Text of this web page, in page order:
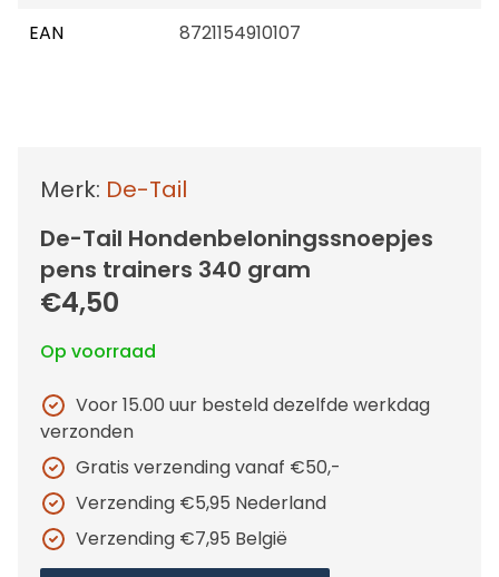
EAN
8721154910107
Merk: De-Tail
De-Tail Hondenbeloningssnoepjes
pens trainers 340 gram
€4,50
Op voorraad
Voor 15.00 uur besteld dezelfde werkdag
verzonden
Gratis verzending vanaf €50,-
Verzending €5,95 Nederland
Verzending €7,95 België